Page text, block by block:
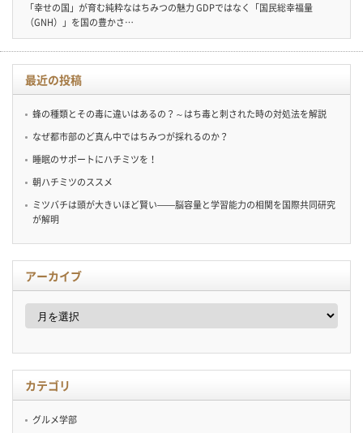
「幸せの国」が育む純粋なはちみつの魅力 GDPではなく「国民総幸福量
（GNH）」を国の豊かさ…
最近の投稿
蜂の種類とその毒に違いはあるの？～はち毒と刺された時の対処法を解説
なぜ都市部のど真ん中ではちみつが採れるのか？
睡眠のサポートにハチミツを！
朝ハチミツのススメ
ミツバチは頭が大きいほど賢い——脳容量と学習能力の相関を国際共同研究
が解明
アーカイブ
ア
イ
カテゴリ
グルメ学部